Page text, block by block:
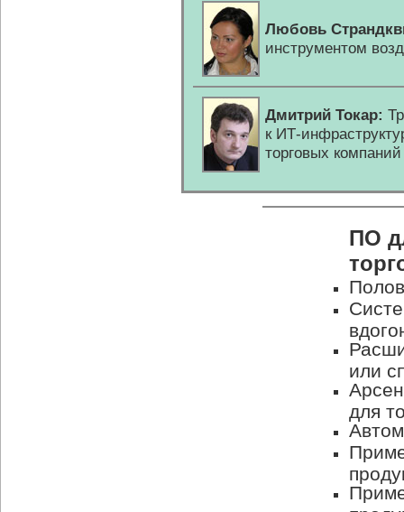
Любовь
инструментом
Дмитрий Токар:
к ИТ-
торговых компаний
ПО
или
для